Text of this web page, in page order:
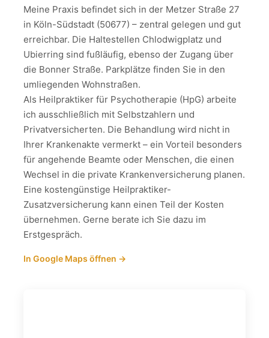
Meine Praxis befindet sich in der Metzer Straße 27
in Köln-Südstadt (50677) – zentral gelegen und gut
erreichbar. Die Haltestellen Chlodwigplatz und
Ubierring sind fußläufig, ebenso der Zugang über
die Bonner Straße. Parkplätze finden Sie in den
umliegenden Wohnstraßen.
Als Heilpraktiker für Psychotherapie (HpG) arbeite
ich ausschließlich mit Selbstzahlern und
Privatversicherten. Die Behandlung wird nicht in
Ihrer Krankenakte vermerkt – ein Vorteil besonders
für angehende Beamte oder Menschen, die einen
Wechsel in die private Krankenversicherung planen.
Eine kostengünstige Heilpraktiker-
Zusatzversicherung kann einen Teil der Kosten
übernehmen. Gerne berate ich Sie dazu im
Erstgespräch.
In Google Maps öffnen →